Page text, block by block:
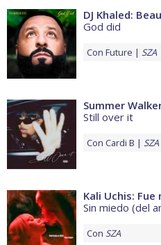
DJ Khaled:
God did
Con Future SZA
Summer
Still over it
Con Cardi B SZA
Kali Uchis: Fue
Sin miedo (del
Con SZA